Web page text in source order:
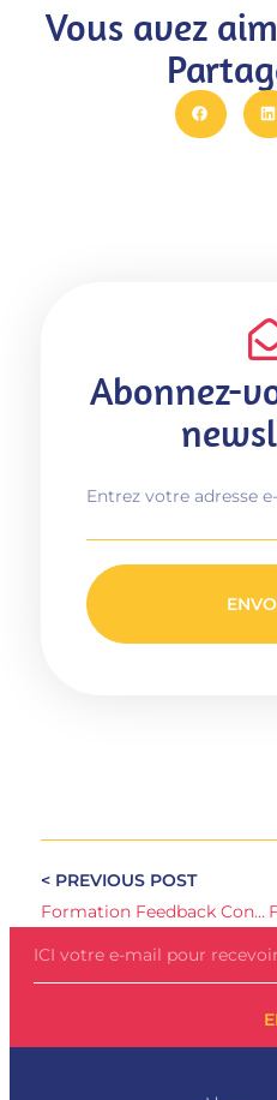
Vous avez
Abonnez-
< PREVIOUS POST
Formation Feedback Constructif : L’art de booster la performance et la motivation de votre équipe